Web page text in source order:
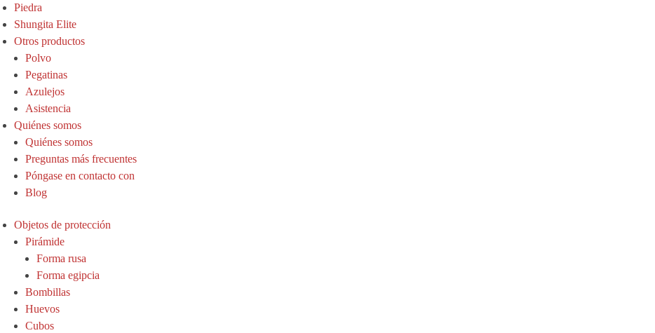
Piedra
Shungita Elite
Otros productos
Polvo
Pegatinas
Azulejos
Asistencia
Quiénes somos
Quiénes somos
Preguntas más frecuentes
Póngase en contacto con
Blog
Objetos de protección
Pirámide
Forma rusa
Forma egipcia
Bombillas
Huevos
Cubos